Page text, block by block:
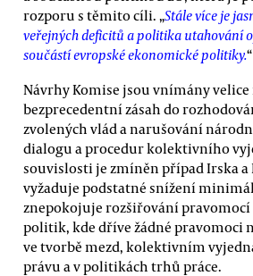
rozporu s těmito cíli. „Stále více je
veřejných deficitů a politika utahování
součástí evropské ekonomické politiky.“
Návrhy Komise jsou vnímány
bezprecedentní zásah do
zvolených vlád a narušování
dialogu a procedur kolektivního
souvislosti je zmíněn případ Irska a
vyžaduje podstatné snížení
znepokojuje rozšiřování pravomocí
politik, kde dříve žádné pravomoci
ve tvorbě mezd, kolektivním
právu a v politikách trhů práce.